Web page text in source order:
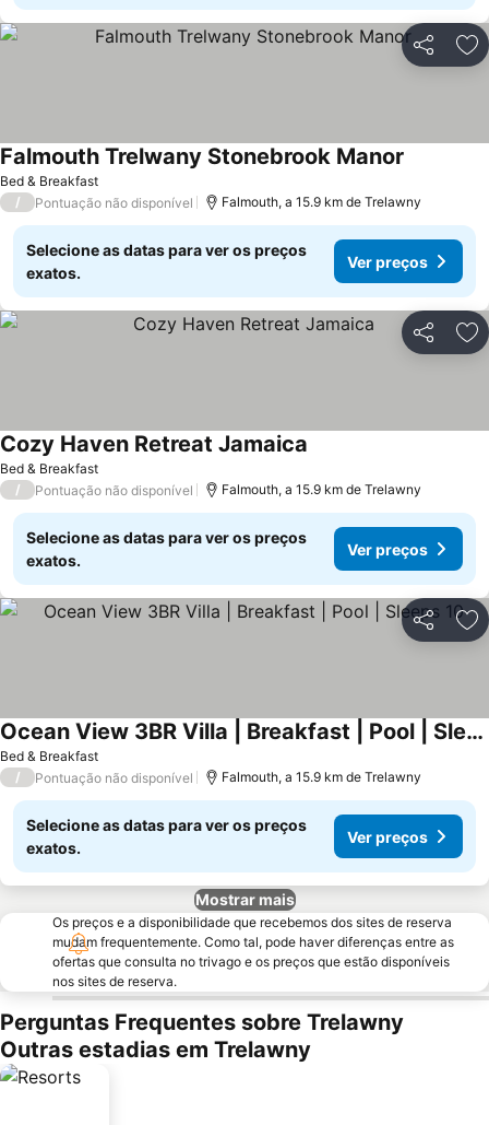
Partilhar
Bed & Breakfast
Falmouth Trelwany Stonebrook Manor
/ Pontuação não disponível Falmouth, a 15.9 km de Trelawny
Selecione as datas para ver os preços
exatos.
Ver preços
Partilhar
Bed & Breakfast
Cozy Haven Retreat Jamaica
/ Pontuação não disponível Falmouth, a 15.9 km de Trelawny
Selecione as datas para ver os preços
exatos.
Ver preços
Partilhar
Bed & Breakfast
Ocean View 3BR Villa | Breakfast | Pool | Sleeps 10
/ Pontuação não disponível Falmouth, a 15.9 km de Trelawny
Selecione as datas para ver os preços
exatos.
Ver preços
Mostrar mais
Os preços e a disponibilidade que recebemos dos sites de reserva
mudam frequentemente. Como tal, pode haver diferenças entre as
ofertas que consulta no trivago e os preços que estão disponíveis
nos sites de reserva.
Perguntas Frequentes sobre Trelawny
Outras estadias em Trelawny